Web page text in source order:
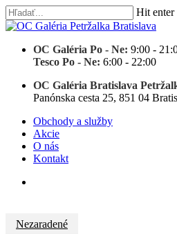
Skip
to
content
Hit enter
Close
OC Galéria Po - Ne: 9:00 -
Tesco Po - Ne: 6:00 - 22:00
OC Galéria Bratislava
Panónska cesta 25, 851 04
Menu
search
Menu
Obchody a služby
Akcie
O nás
Kontakt
Nezaradené